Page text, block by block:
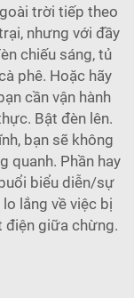
trời tiếp theo
nhưng với đầy
chiếu sáng, tủ
phê. Hoặc hãy
cần vận hành
Bật đèn lên.
bạn sẽ không
quanh. Phần hay
biểu diễn/sự
lắng về việc bị
điện giữa chừng.